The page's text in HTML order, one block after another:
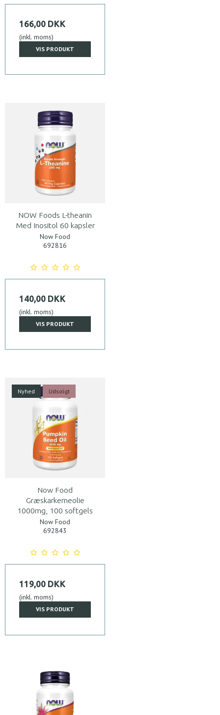
166,00 DKK
(inkl. moms)
VIS PRODUKT
NOW Foods L-theanin
Med Inositol 60 kapsler
Now Food
692816
140,00 DKK
(inkl. moms)
VIS PRODUKT
Nyhed Udsolgt
Now Food
Græskarkerneolie
1000mg, 100 softgels
Now Food
692843
119,00 DKK
(inkl. moms)
VIS PRODUKT